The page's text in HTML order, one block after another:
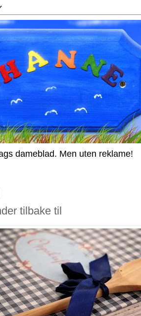
dameblad. Men uten reklame!
tilbake til